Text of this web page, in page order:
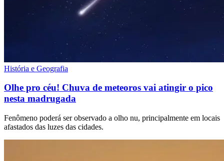
História e Geografia
Olhe pro céu! Chuva de meteoros vai atingir o pico
nesta madrugada
Fenômeno poderá ser observado a olho nu, principalmente em locais
afastados das luzes das cidades.